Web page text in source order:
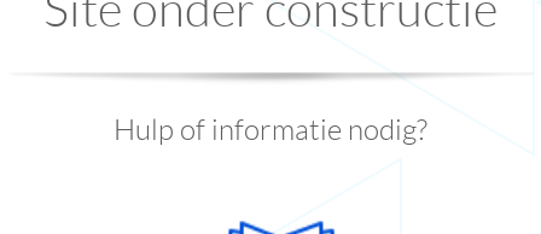
Hulp of informatie nodig?